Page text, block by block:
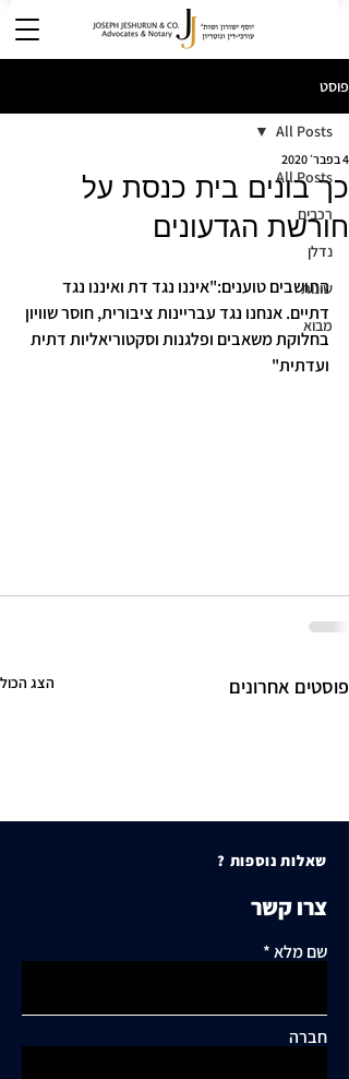
פוסט
All Posts
רכבים
נדלן
שונות
מבוא
All Posts
כך בונים בית כנסת על
חורשת הגדעונים
4 בפבר׳ 2020
התושבים טוענים:"איננו נגד דת ואיננו נגד
דתיים. אנחנו נגד עבריינות ציבורית, חוסר שוויון
בחלוקת משאבים ופלגנות וסקטוריאליות דתית
ועדתית"
פוסטים אחרונים הצג הכול
שאלות נוספות ?
צרו קשר
שם מלא
חברה